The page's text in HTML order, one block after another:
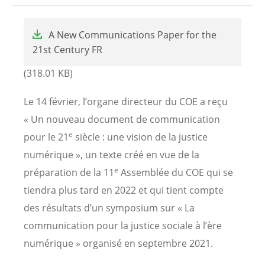
A New Communications Paper for the
21st Century FR
(318.01 KB)
Le 14 février, l’organe directeur du COE a reçu
« Un nouveau document de communication
pour le 21e siècle : une vision de la justice
numérique », un texte créé en vue de la
préparation de la 11e Assemblée du COE qui se
tiendra plus tard en 2022 et qui tient compte
des résultats d’un symposium sur « La
communication pour la justice sociale à l’ère
numérique » organisé en septembre 2021.